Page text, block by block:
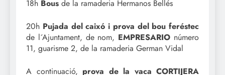
18h Bous de la ramaderia Hermanos Bellés
20h Pujada del caixó i prova del bou feréstec
de l´Ajuntament, de nom, EMPRESARIO número
11, guarisme 2, de la ramaderia German Vidal
A continuació, prova de la vaca CORTIJERA